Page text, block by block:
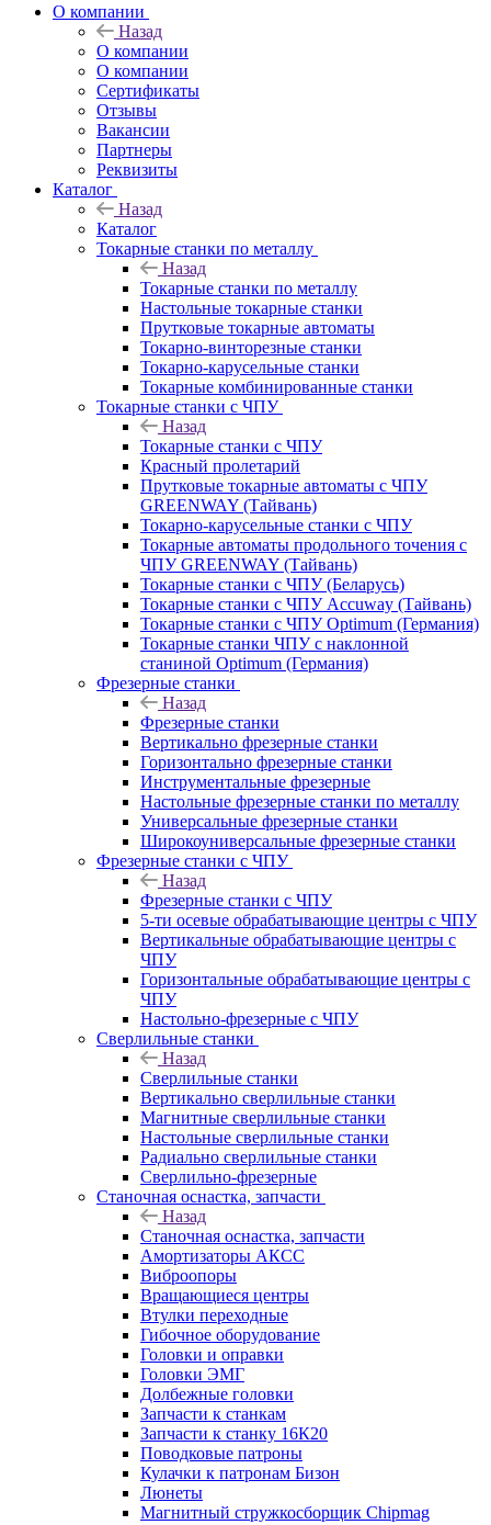
О компании
Назад
О компании
О компании
Сертификаты
Отзывы
Вакансии
Партнеры
Реквизиты
Каталог
Назад
Каталог
Токарные станки по металлу
Назад
Токарные станки по металлу
Настольные токарные станки
Прутковые токарные автоматы
Токарно-винторезные станки
Токарно-карусельные станки
Токарные комбинированные станки
Токарные станки с ЧПУ
Назад
Токарные станки с ЧПУ
Красный пролетарий
Прутковые токарные автоматы с ЧПУ
GREENWAY (Тайвань)
Токарно-карусельные станки с ЧПУ
Токарные автоматы продольного точения с
ЧПУ GREENWAY (Тайвань)
Токарные станки с ЧПУ (Беларусь)
Токарные станки с ЧПУ Accuway (Тайвань)
Токарные станки с ЧПУ Optimum (Германия)
Токарные станки ЧПУ с наклонной
станиной Optimum (Германия)
Фрезерные станки
Назад
Фрезерные станки
Вертикально фрезерные станки
Горизонтально фрезерные станки
Инструментальные фрезерные
Настольные фрезерные станки по металлу
Универсальные фрезерные станки
Широкоуниверсальные фрезерные станки
Фрезерные станки с ЧПУ
Назад
Фрезерные станки с ЧПУ
5-ти осевые обрабатывающие центры с ЧПУ
Вертикальные обрабатывающие центры с
ЧПУ
Горизонтальные обрабатывающие центры с
ЧПУ
Настольно-фрезерные с ЧПУ
Сверлильные станки
Назад
Сверлильные станки
Вертикально сверлильные станки
Магнитные сверлильные станки
Настольные сверлильные станки
Радиально сверлильные станки
Сверлильно-фрезерные
Станочная оснастка, запчасти
Назад
Станочная оснастка, запчасти
Амортизаторы АКСС
Виброопоры
Вращающиеся центры
Втулки переходные
Гибочное оборудование
Головки и оправки
Головки ЭМГ
Долбежные головки
Запчасти к станкам
Запчасти к станку 16К20
Поводковые патроны
Кулачки к патронам Бизон
Люнеты
Магнитный стружкосборщик Chipmag